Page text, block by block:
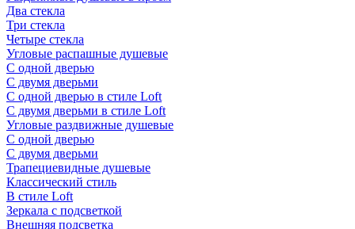
Два стекла
Три стекла
Четыре стекла
Угловые распашные душевые
С одной дверью
С двумя дверьми
С одной дверью в стиле Loft
С двумя дверьми в стиле Loft
Угловые раздвижные душевые
С одной дверью
С двумя дверьми
Трапециевидные душевые
Классический стиль
В стиле Loft
Зеркала с подсветкой
Внешняя подсветка